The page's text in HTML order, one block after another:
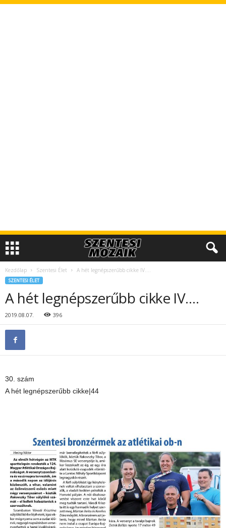
Kezdőlap Szentesi Élet A hét legnépszerűbb cikke IV….
SZENTESI ÉLET
A hét legnépszerűbb cikke IV….
2019.08.07. 396
30. szám
A hét legnépszerűbb cikke|44